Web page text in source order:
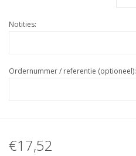
Notities:
Ordernummer / referentie (optioneel):
€17,52